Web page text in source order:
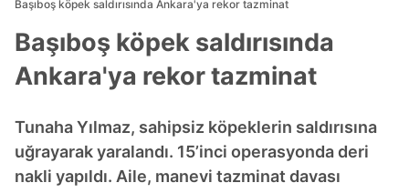
Başıboş köpek saldırısında Ankara'ya rekor tazminat
Başıboş köpek saldırısında
Ankara'ya rekor tazminat
Tunaha Yılmaz, sahipsiz köpeklerin saldırısına
uğrayarak yaralandı. 15’inci operasyonda deri
nakli yapıldı. Aile, manevi tazminat davası